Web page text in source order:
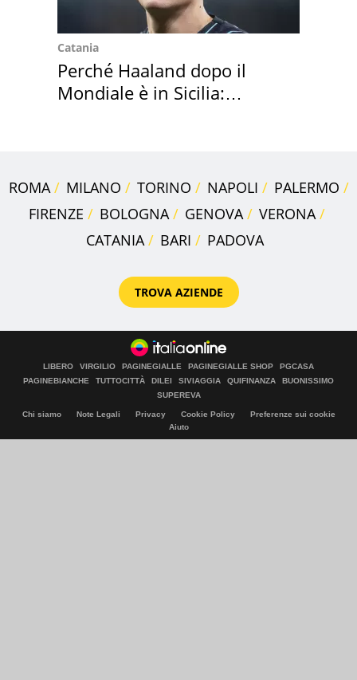
Catania
Perché Haaland dopo il
Mondiale è in Sicilia:
ROMA MILANO TORINO NAPOLI
PALERMO
FIRENZE
BOLOGNA GENOVA
VERONA
CATANIA
BARI PADOVA
TROVA AZIENDE
LIBERO VIRGILIO PAGINEGIALLE PAGINEGIALLE SHOP
PGCASA
PAGINEBIANCHE
TUTTOCITTÀ DILEI SIVIAGGIA QUIFINANZA
BUONISSIMO
SUPEREVA
Chi siamo Note Legali Privacy Cookie Policy
Preferenze sui cookie
Aiuto